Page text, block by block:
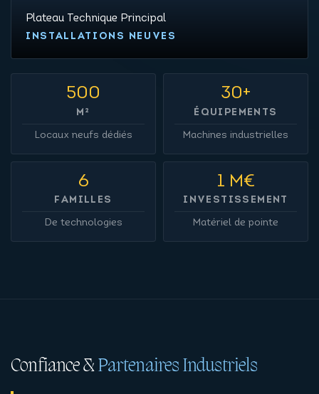
Plateau Technique Principal
INSTALLATIONS NEUVES
500
M²
Locaux neufs dédiés
30+
ÉQUIPEMENTS
Machines industrielles
6
FAMILLES
De technologies
1 M€
INVESTISSEMENT
Matériel de pointe
Confiance &Partenaires Industriels